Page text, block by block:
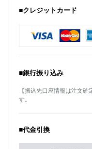
■クレジットカード
■銀行振り込み
【振込先口座情報は注文
す。
■代金引換